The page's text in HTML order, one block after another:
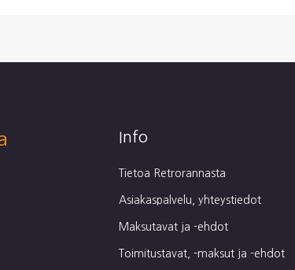
Info
Tietoa Retrorannasta
Asiakaspalvelu, yhteystiedot
Maksutavat ja -ehdot
Toimitustavat, -maksut ja -ehdot